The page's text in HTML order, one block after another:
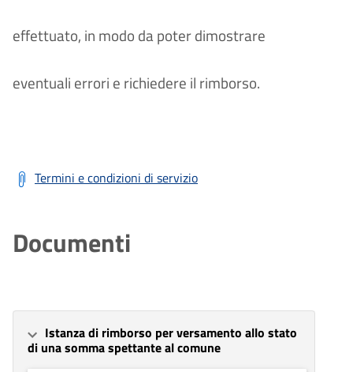
effettuato, in modo da poter dimostrare
eventuali errori e richiedere il rimborso.
Termini e condizioni di servizio
Documenti
Istanza di rimborso per versamento allo stato
di una somma spettante al comune